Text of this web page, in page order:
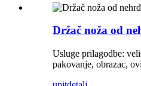
Držač noža od
Usluge prilagodbe:
pakovanje, obrazac,